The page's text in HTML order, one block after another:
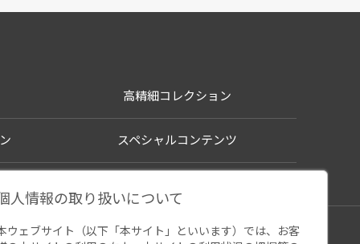
高精細コレクション
スペシャルコンテンツ
人情報の取り扱いについて
ウェブサイト（以下「本サイト」といいます）では、お客